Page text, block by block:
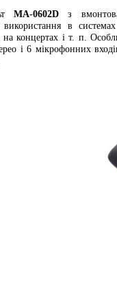
MA-0602D з
в
на концертах і т. п.
і 6 мікрофонних